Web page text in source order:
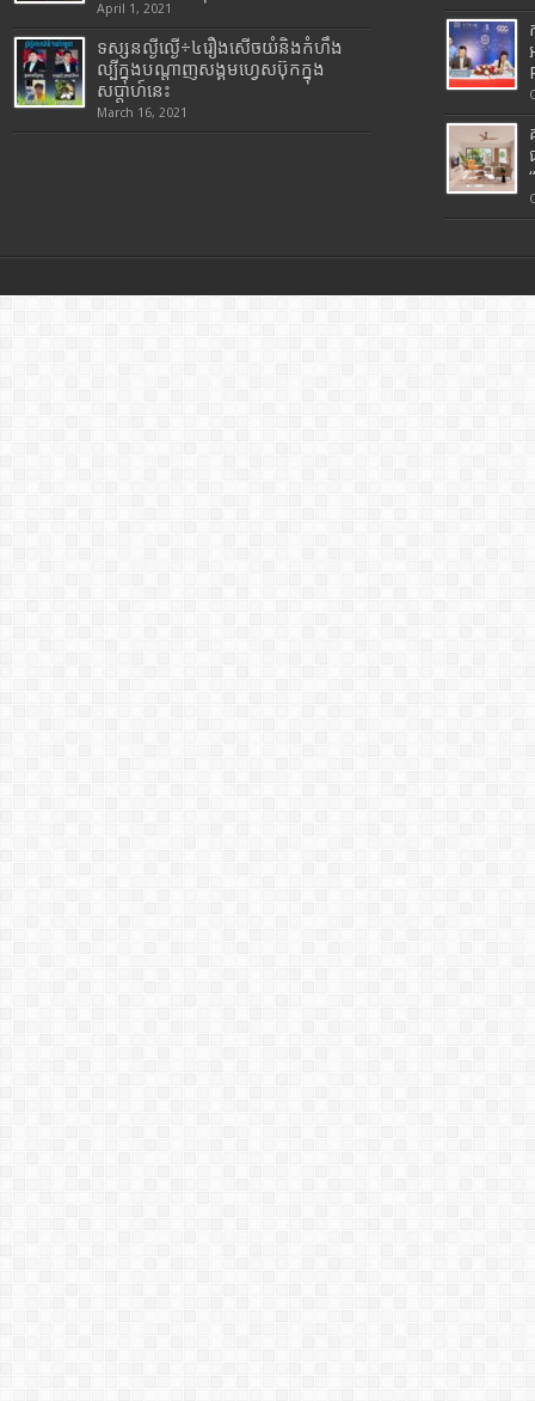
April 1, 2021
ទស្សនល្ងីល្ងើ÷៤រឿងសើចយំនិងកំហឹង
ល្បីក្នុងបណ្តាញសង្គមហ្វេសប៊ុកក្នុង
សប្តាហ៍នេះ
March 16, 2021